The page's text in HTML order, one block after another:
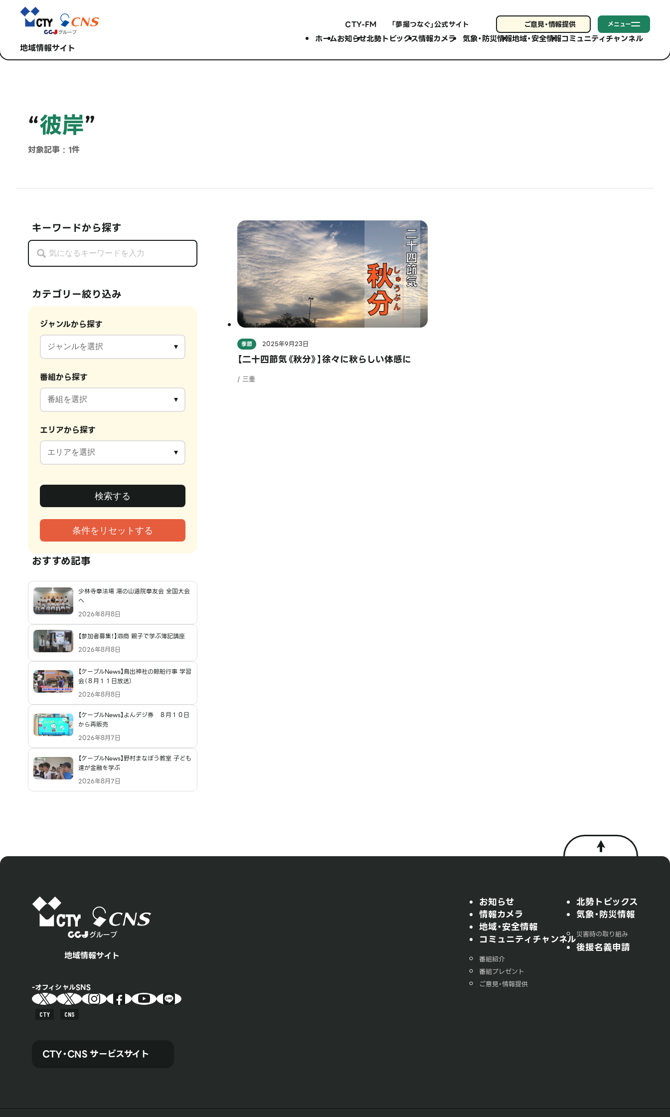
地域情報サイト
CTY-FM 「夢撮つなぐ」公式サイト ご意見・情報提供 メニュー
ホームお知らせ北勢トピックス情報カメラ 気象・防災情報地域・安全情報コミュニティチャンネル
“彼岸”
対象記事 : 1件
キーワードから探す
カテゴリー絞り込み
ジャンルから探す
番組から探す
エリアから探す
おすすめ記事
少林寺拳法場 湯の山道院拳友会 全国大会
へ
2026年8月8日
【参加者募集！】泗商 親子で学ぶ簿記講座
2026年8月8日
【ケーブルNews】鳥出神社の鯨船行事 学習
会（８月１１日放送）
2026年8月8日
【ケーブルNews】よんデジ券 ８月１０日
から再販売
2026年8月7日
【ケーブルNews】野村まなぼう教室 子ども
達が金融を学ぶ
2026年8月7日
季節 2025年9月23日
【二十四節気《秋分》】徐々に秋らしい体感に
/ 三重
地域情報サイト
オフィシャルSNS
CTY CNS
CTY・CNS サービスサイト
お知らせ
情報カメラ
地域・安全情報
コミュニティチャンネル
番組紹介
番組プレゼント
ご意見・情報提供
北勢トピックス
気象・防災情報
災害時の取り組み
後援名義申請